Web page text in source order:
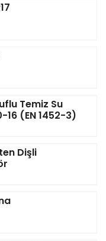
Temiz Su
16 (EN 1452-3)
Dişli